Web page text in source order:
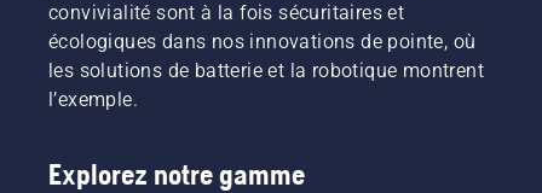
convivialité sont à la fois sécuritaires et
écologiques dans nos innovations de pointe, où
les solutions de batterie et la robotique montrent
l’exemple.
Explorez notre gamme